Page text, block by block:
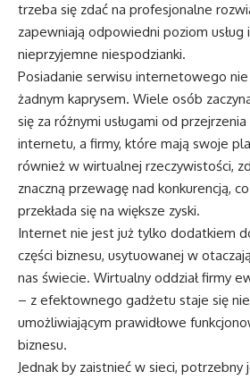
trzeba się zdać na profesjonalne
zapewniają odpowiedni poziom usług
nieprzyjemne niespodzianki.
Posiadanie serwisu internetowego
żadnym kaprysem. Wiele osób
się za różnymi usługami od
internetu, a firmy, które mają swoje
również w wirtualnej rzeczywistości,
znaczną przewagę nad konkurencją,
przekłada się na większe zyski.
Internet nie jest już tylko dodatkiem
części biznesu, usytuowanej w
nas świecie. Wirtualny oddział firmy
– z efektownego gadżetu staje się
umożliwiającym prawidłowe
biznesu.
Jednak by zaistnieć w sieci, potrzebny